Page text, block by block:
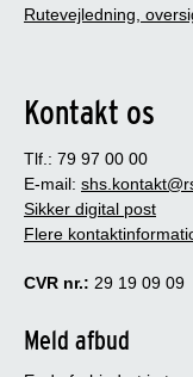
Rutevejledning,
Kontakt os
Tlf.: 79 97 00 00
E-mail:
Sikker digital post
Flere
CVR nr.: 29 19 09 09
Meld afbud